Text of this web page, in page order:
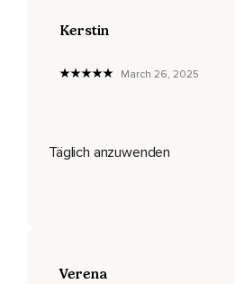
Dass mich dies enorm wachsen lässt.
Kerstin
March 26, 2025
Täglich anzuwenden
Verena